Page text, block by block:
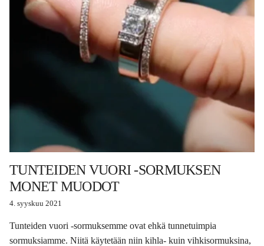
TUNTEIDEN VUORI -SORMUKSEN
MONET MUODOT
4. syyskuu 2021
Tunteiden vuori -sormuksemme ovat ehkä tunnetuimpia
sormuksiamme. Niitä käytetään niin kihla- kuin vihkisormuksina,